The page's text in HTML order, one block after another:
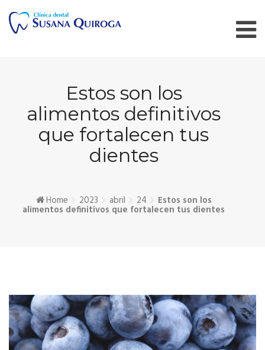
content
Estos son los
alimentos definitivos
que fortalecen tus
dientes
Home 2023 abril 24 Estos son los
alimentos definitivos que fortalecen tus dientes